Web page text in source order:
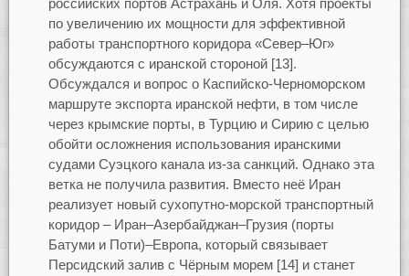
российских портов Астрахань и Оля. Хотя проекты
по увеличению их мощности для эффективной
работы транспортного коридора «Север–Юг»
обсуждаются с иранской стороной [13].
Обсуждался и вопрос о Каспийско-Черноморском
маршруте экспорта иранской нефти, в том числе
через крымские порты, в Турцию и Сирию с целью
обойти осложнения использования иранскими
судами Суэцкого канала из-за санкций. Однако эта
ветка не получила развития. Вместо неё Иран
реализует новый сухопутно-морской транспортный
коридор – Иран–Азербайджан–Грузия (порты
Батуми и Поти)–Европа, который связывает
Персидский залив с Чёрным морем [14] и станет